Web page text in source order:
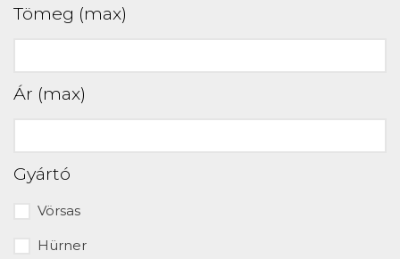
Tömeg (max)
Ár (max)
Gyártó
Vörsas
Hürner